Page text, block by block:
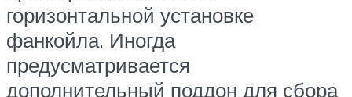
горизонтальной установке
фанкойла. Иногда
предусматривается
дополнительный поддон для сбора